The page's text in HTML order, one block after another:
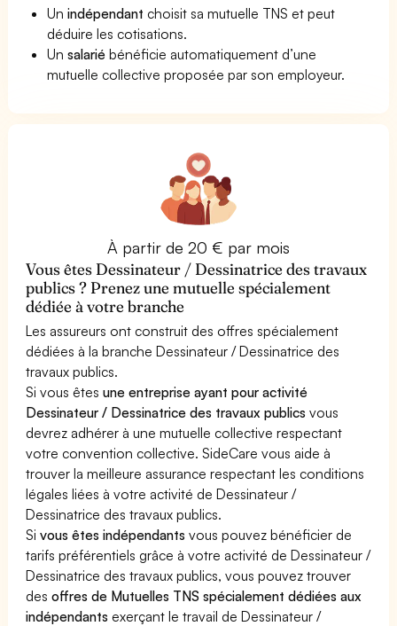
Unindépendant choisit sa mutuelle TNS et peut
déduire les cotisations.
Unsalarié bénéficie automatiquement d’une
mutuelle collective proposée par son employeur.
À partir de 20 € par mois
Vous êtes Dessinateur / Dessinatrice des travaux
publics ? Prenez une mutuelle spécialement
dédiée à votre branche
Les assureurs ont construit des offres spécialement
dédiées à la branche Dessinateur / Dessinatrice des
travaux publics.
Si vous êtesune entreprise ayant pour activité
Dessinateur / Dessinatrice des travaux publics vous
devrez adhérer à une mutuelle collective respectant
votre convention collective. SideCare vous aide à
trouver la meilleure assurance respectant les conditions
légales liées à votre activité de Dessinateur /
Dessinatrice des travaux publics.
Sivous êtes indépendants vous pouvez bénéficier de
tarifs préférentiels grâce à votre activité de Dessinateur /
Dessinatrice des travaux publics, vous pouvez trouver
desoffres de Mutuelles TNS spécialement dédiées aux
indépendants exerçant le travail de Dessinateur /